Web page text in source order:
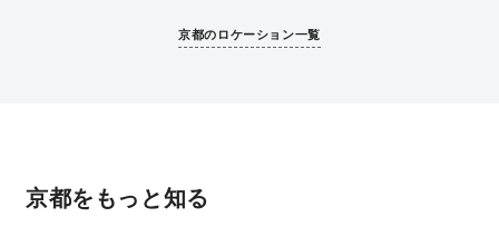
京都のロケーション一覧
京都をもっと知る